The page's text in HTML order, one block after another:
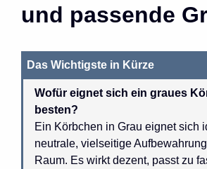
und passende
Das Wichtigste in Kürze
Wofür eignet sich ein graues
besten?
Ein Körbchen in Grau eignet sich
neutrale, vielseitige
Raum. Es wirkt dezent, passt zu